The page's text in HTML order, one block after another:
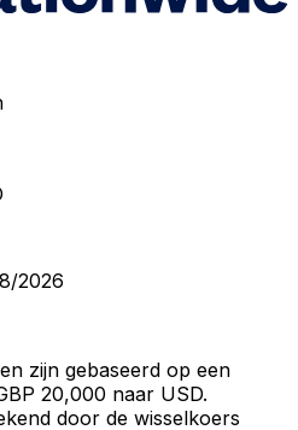
2026
zijn gebaseerd op een
20,000 naar USD.
door de wisselkoers